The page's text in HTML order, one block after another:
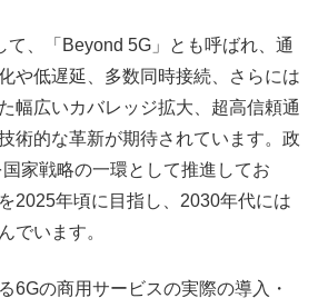
て、「Beyond 5G」とも呼ばれ、通
や低遅延、多数同時接続、さらには
幅広いカバレッジ拡大、超高信頼通
術的な革新が期待されています。政
家戦略の一環として推進してお
2025年頃に目指し、2030年代には
でいます。
6Gの商用サービスの実際の導入・